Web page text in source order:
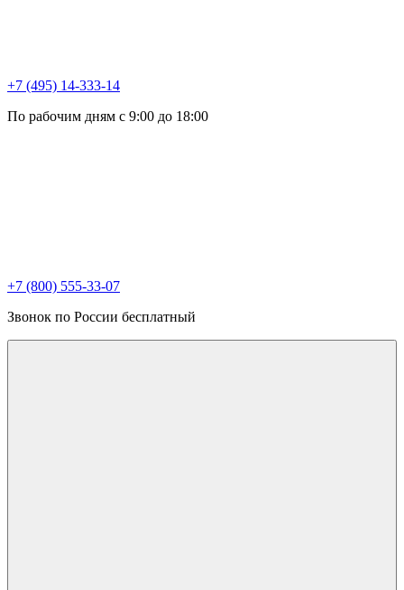
+7 (495) 14-333-14
По рабочим дням с 9:00 до 18:00
+7 (800) 555-33-07
Звонок по России бесплатный